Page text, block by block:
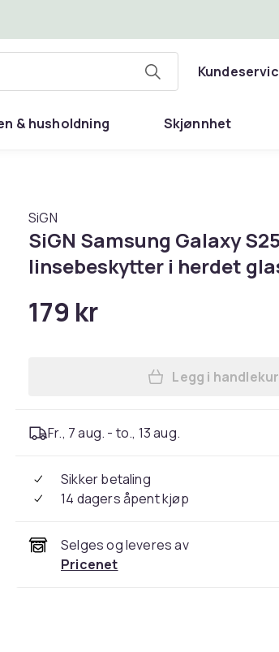
& husholdning Skjønnhet
SiGN
SiGN Samsung Galaxy
linsebeskytter i herdet
179 kr
Legg
Legg i
Fr., 7 aug. - to., 13 aug.
Sikker betaling
14 dagers åpent kjøp
Selges og leveres av
Pricenet